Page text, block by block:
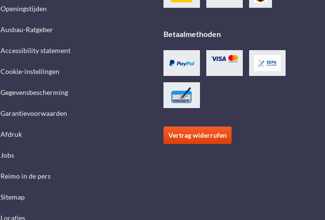
Openingstijden
Ausbau-Ratgeber
Accessibility statement
Cookie-instellingen
Gegevensbescherming
Garantievoorwaarden
Afdruk
Jobs
Reimo in de pers
Sitemap
Locaties
Betaalmethoden
Vertrag widerrufen